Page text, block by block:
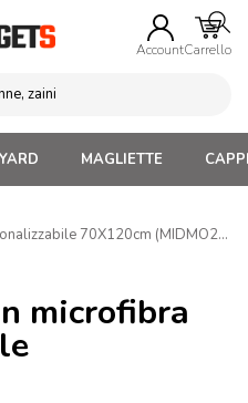
AccountCarrello
MAGLIETTE
70X120cm (MIDMO2762)
microfibra